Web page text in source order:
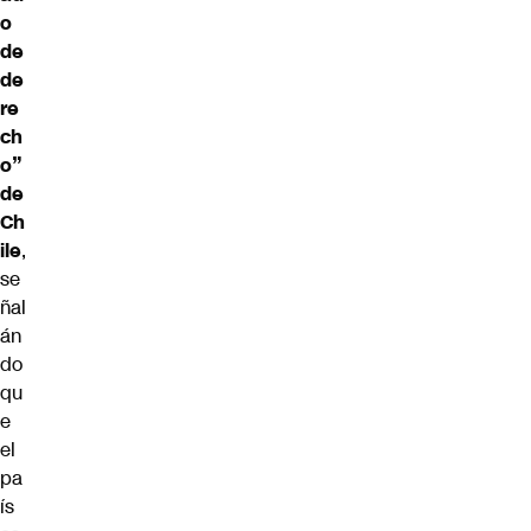
o
de
de
re
ch
o”
de
Ch
ile,
se
ñal
án
do
qu
e
el
pa
ís